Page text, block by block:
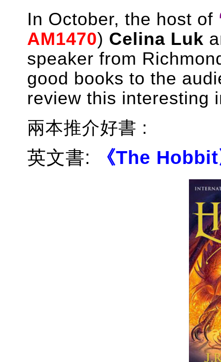
In October, the host of
AM1470) Celina Luk
speaker from
good books to the
review this interesting
兩本推介好書 :
英文書: 《The